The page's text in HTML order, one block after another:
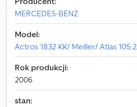
MERCEDES-BENZ
Model:
Actros 1832 KK/ Meiller/ Atlas
Rok produkcji:
2006
stan: